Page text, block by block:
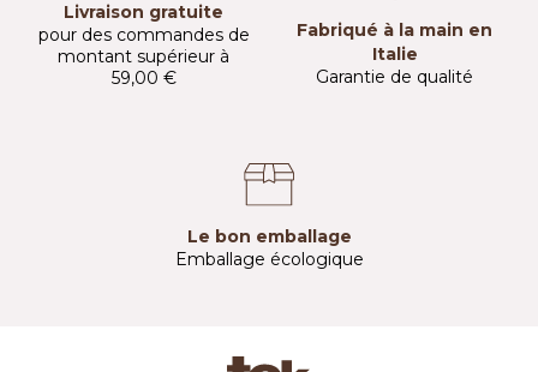
Livraison gratuite
pour des commandes de
montant supérieur à
59,00 €
Fabriqué à la main en
Italie
Garantie de qualité
Le bon emballage
Emballage écologique